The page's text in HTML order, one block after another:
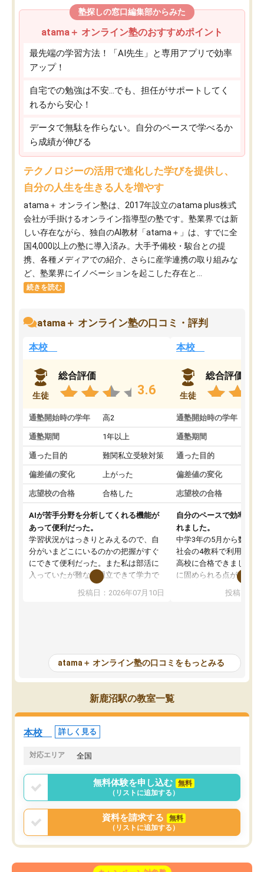
塾探しの窓口編集部からみた
atama＋ オンライン塾のおすすめポイント
最先端の学習方法！「AI先生」と専用アプリで効率
アップ！
自宅での勉強は不安…でも、担任がサポートしてく
れるから安心！
データで無駄を作らない。自分のペースで学べるか
ら成績が伸びる
テクノロジーの活用で進化した学びを提供し、
自分の人生を生きる人を増やす
atama＋ オンライン塾は、2017年設立のatama plus株式
会社が手掛けるオンライン指導型の塾です。塾業界では新
しい存在ながら、独自のAI教材「atama＋」は、すでに全
国4,000以上の塾に導入済み。大手予備校・駿台との提
携、各種メディアでの紹介、さらに産学連携の取り組みな
ど、塾業界にイノベーションを起こした存在と...
続きを読む
atama＋ オンライン塾の口コミ・評判
本校
生徒
総合評価
3.6
通塾開始時の学年 高2
通塾期間 1年以上
通った目的 難関私立受験対策
偏差値の変化 上がった
志望校の合格 合格した
AIが苦手分野を分析してくれる機能が
あって便利だった。
学習状況がはっきりとみえるので、自
分がいまどこにいるのかの把握がすぐ
にできて便利だった。また私は部活に
入っていたが難なく両立できて学力で
も部活でも結果を残すことができてよ
かった。また問題演習の際に、自分が
が、自分で自分の管理ができない人に
とっては難しい部分もあるのではない
かと思った。
投稿日：2026年07月10日
本校
生徒
総合評価
通塾開始時の学年
通塾期間
通った目的
偏差値の変化
志望校の合格
自分のペースで効率よく
れました。
中学3年の5月から数学・
社会の4教科で利用し、
高校に合格できました。
に固められる点が魅力で
項目のおかげで、手軽
元数が可視化されるので
しながら意欲的に取り組
常に効果を実感している
すめできる塾です。
投稿日：
atama＋ オンライン塾の口コミをもっとみる
新鹿沼駅の教室一覧
本校 詳しく見る
対応エリア 全国
無料体験を申し込む
無料
（リストに追加する）
資料を請求する
無料
（リストに追加する）